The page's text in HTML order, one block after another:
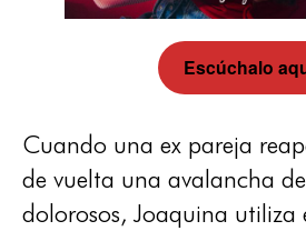
Escúchalo
Cuando una ex pareja
de vuelta una avalancha
dolorosos, Joaquina utiliza